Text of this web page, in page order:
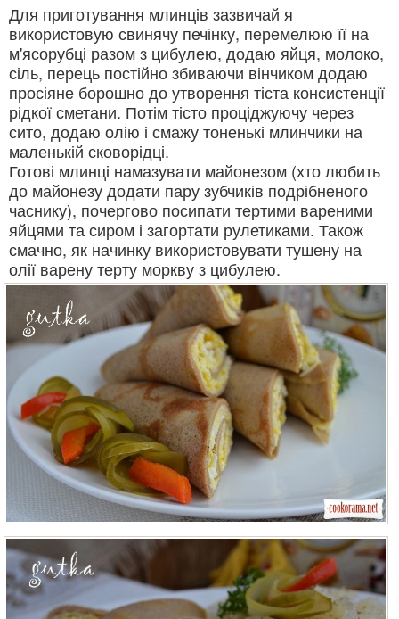
Для приготування млинців зазвичай я
використовую свинячу печінку, перемелюю її на
м'ясорубці разом з цибулею, додаю яйця, молоко,
сіль, перець постійно збиваючи вінчиком додаю
просіяне борошно до утворення тіста консистенції
рідкої сметани. Потім тісто проціджуючу через
сито, додаю олію і смажу тоненькі млинчики на
маленькій сковорідці.
Готові млинці намазувати майонезом (хто любить
до майонезу додати пару зубчиків подрібненого
часнику), почергово посипати тертими вареними
яйцями та сиром і загортати рулетиками. Також
смачно, як начинку використовувати тушену на
олії варену терту моркву з цибулею.